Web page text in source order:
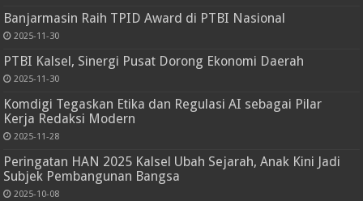
Banjarmasin Raih TPID Award di PTBI Nasional
2025-11-30
PTBI Kalsel, Sinergi Pusat Dorong Ekonomi Daerah
2025-11-30
Komdigi Tegaskan Etika dan Regulasi AI sebagai Pilar
Kerja Redaksi Modern
2025-11-28
Peringatan HAN 2025 Kalsel Ubah Sejarah, Anak Kini Jadi
Subjek Pembangunan Bangsa
2025-10-08